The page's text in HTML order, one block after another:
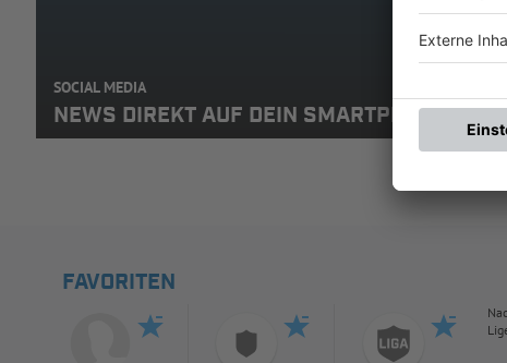
SOCIAL MEDIA
NEWS DIREKT AUF DEIN SMARTPHONE:
FAVORITEN